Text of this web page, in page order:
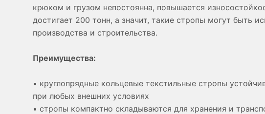
крюком и грузом непостоянна, повышается
достигает 200 тонн, а значит, такие стропы могут быть
производства и строительства.
Преимущества:
• круглопрядные кольцевые текстильные стропы
при любых внешних условиях
• стропы компактно складываются для хранения и